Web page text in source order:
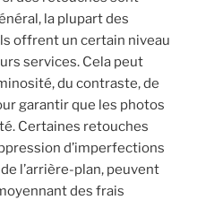
la plupart des
offrent un certain niveau
services. Cela peut
du contraste, de
garantir que les photos
Certaines retouches
d’imperfections
l’arrière-plan, peuvent
des frais